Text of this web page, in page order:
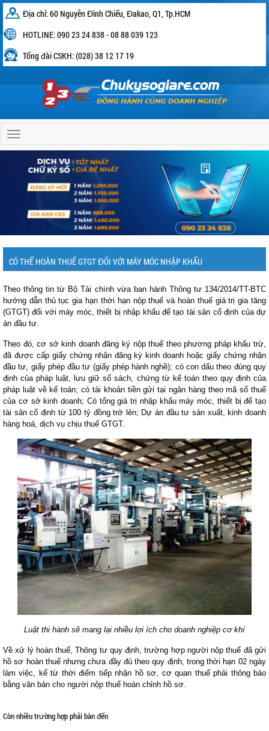
Địa chỉ: 60 Nguyễn Đình Chiểu, Đakao, Q1, Tp.HCM
HOTLINE: 090 23 24 838 - 08 88 039 123
Tổng đài CSKH: (028) 38 12 17 19
CÓ THỂ HOÀN THUẾ GTGT ĐỐI VỚI MÁY MÓC NHẬP KHẨU
Theo thông tin từ Bộ Tài chính vừa ban hành Thông tư 134/2014/TT-BTC
hướng dẫn thủ tục gia hạn thời hạn nộp thuế và hoàn thuế giá trị gia tăng
(GTGT) đối với máy móc, thiết bị nhập khẩu để tạo tài sản cố định của dự
án đầu tư.
Theo đó, cơ sở kinh doanh đăng ký nộp thuế theo phương pháp khấu trừ,
đã được cấp giấy chứng nhận đăng ký kinh doanh hoặc giấy chứng nhận
đầu tư, giấy phép đầu tư (giấy phép hành nghề); có con dấu theo đúng quy
định của pháp luật, lưu giữ sổ sách, chứng từ kế toán theo quy định của
pháp luật về kế toán; có tài khoản tiền gửi tại ngân hàng theo mã số thuế
của cơ sở kinh doanh; Có tổng giá trị nhập khẩu máy móc, thiết bị để tạo
tài sản cố định từ 100 tỷ đồng trở lên; Dự án đầu tư sản xuất, kinh doanh
hàng hoá, dịch vụ chịu thuế GTGT.
Luật thi hành sẽ mang lại nhiều lợi ích cho doanh nghiệp cơ khí
Về xử lý hoàn thuế, Thông tư quy định, trường hợp người nộp thuế đã gửi
hồ sơ hoàn thuế nhưng chưa đầy đủ theo quy định, trong thời hạn 02 ngày
làm việc, kể từ thời điểm tiếp nhận hồ sơ, cơ quan thuế phải thông báo
bằng văn bản cho người nộp thuế hoàn chỉnh hồ sơ.
Còn nhiều trường hợp phải bàn đến